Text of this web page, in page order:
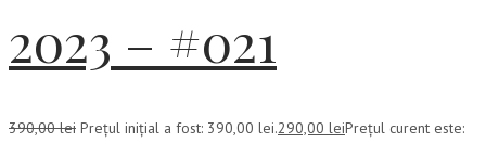
2023 – #021
390,00lei Prețul inițial a fost: 390,00 lei.290,00 leiPrețul curent este: